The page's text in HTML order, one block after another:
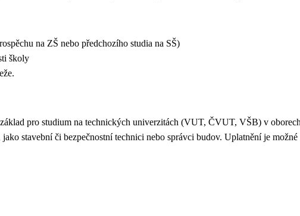
na ZŠ nebo předchozího studia na SŠ)
školy
pro studium na technických univerzitách (VUT, ČVUT, VŠB) v
stavební či bezpečnostní technici nebo správci budov. Uplatnění je